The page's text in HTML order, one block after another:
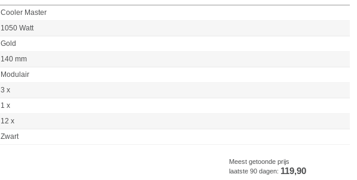
Cooler Master
1050 Watt
Gold
140 mm
Modulair
3 x
1 x
12 x
Zwart
Meest getoonde prijs
laatste 90 dagen: 119,90